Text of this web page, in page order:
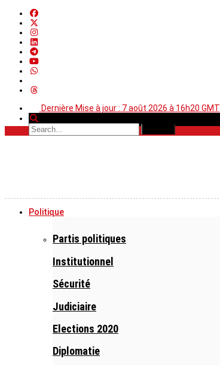
Dernière Mise à jour : 7 août 2026 à 16h20 GMT
Politique
Partis politiques
Institutionnel
Sécurité
Judiciaire
Elections 2020
Diplomatie